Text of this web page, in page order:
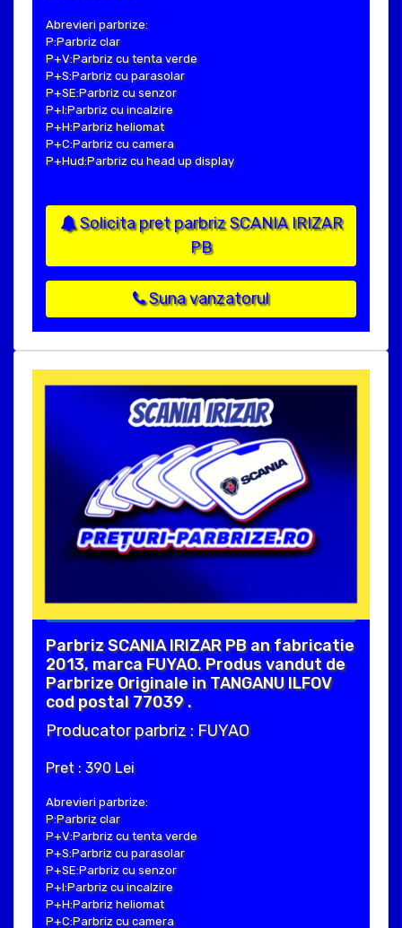
Abrevieri parbrize:
P:Parbriz clar
P+V:Parbriz cu tenta verde
P+S:Parbriz cu parasolar
P+SE:Parbriz cu senzor
P+I:Parbriz cu incalzire
P+H:Parbriz heliomat
P+C:Parbriz cu camera
P+Hud:Parbriz cu head up display
Solicita pret parbriz SCANIA IRIZAR
PB
Suna vanzatorul
Parbriz SCANIA IRIZAR PB an fabricatie
2013, marca FUYAO. Produs vandut de
Parbrize Originale in TANGANU ILFOV
cod postal 77039 .
Producator parbriz : FUYAO
Pret : 390 Lei
Abrevieri parbrize:
P:Parbriz clar
P+V:Parbriz cu tenta verde
P+S:Parbriz cu parasolar
P+SE:Parbriz cu senzor
P+I:Parbriz cu incalzire
P+H:Parbriz heliomat
P+C:Parbriz cu camera